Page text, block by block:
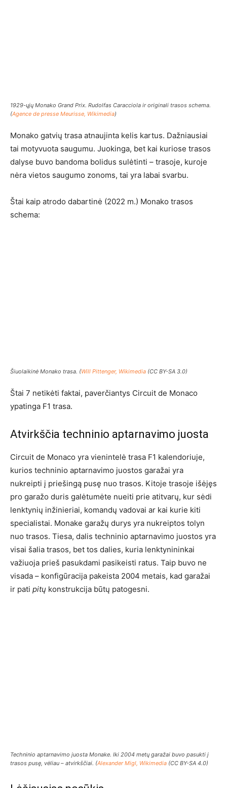
1929-ųjų Monako Grand Prix. Rudolfas Caracciola ir originali trasos schema.
(Agence de presse Meurisse, Wikimedia)
Monako gatvių trasa atnaujinta kelis kartus. Dažniausiai
tai motyvuota saugumu. Juokinga, bet kai kuriose trasos
dalyse buvo bandoma bolidus sulėtinti – trasoje, kuroje
nėra vietos saugumo zonoms, tai yra labai svarbu.
Štai kaip atrodo dabartinė (2022 m.) Monako trasos
schema:
Šiuolaikinė Monako trasa. (Will Pittenger, Wikimedia (CC BY-SA 3.0)
Štai 7 netikėti faktai, paverčiantys Circuit de Monaco
ypatinga F1 trasa.
Atvirkščia techninio aptarnavimo juosta
Circuit de Monaco yra vienintelė trasa F1 kalendoriuje,
kurios techninio aptarnavimo juostos garažai yra
nukreipti į priešingą pusę nuo trasos. Kitoje trasoje išėjęs
pro garažo duris galėtumėte nueiti prie atitvarų, kur sėdi
lenktynių inžinieriai, komandų vadovai ar kai kurie kiti
specialistai. Monake garažų durys yra nukreiptos tolyn
nuo trasos. Tiesa, dalis techninio aptarnavimo juostos yra
visai šalia trasos, bet tos dalies, kuria lenktynininkai
važiuoja prieš pasukdami pasikeisti ratus. Taip buvo ne
visada – konfigūracija pakeista 2004 metais, kad garažai
ir pati pitų konstrukcija būtų patogesni.
Techninio aptarnavimo juosta Monake. Iki 2004 metų garažai buvo pasukti į
trasos pusę, vėliau – atvirkščiai. (Alexander Migl, Wikimedia (CC BY-SA 4.0)